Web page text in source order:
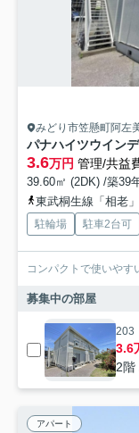
みどり市笠懸町阿左
パナハイツウイン
3.6万円 管理/共益
39.60㎡ (2DK) /築39
東武桐生線「相老
駐輪場 駐車2台可
コンパクトで使いやす
募集中の部屋
203
3.6
2階
アパート